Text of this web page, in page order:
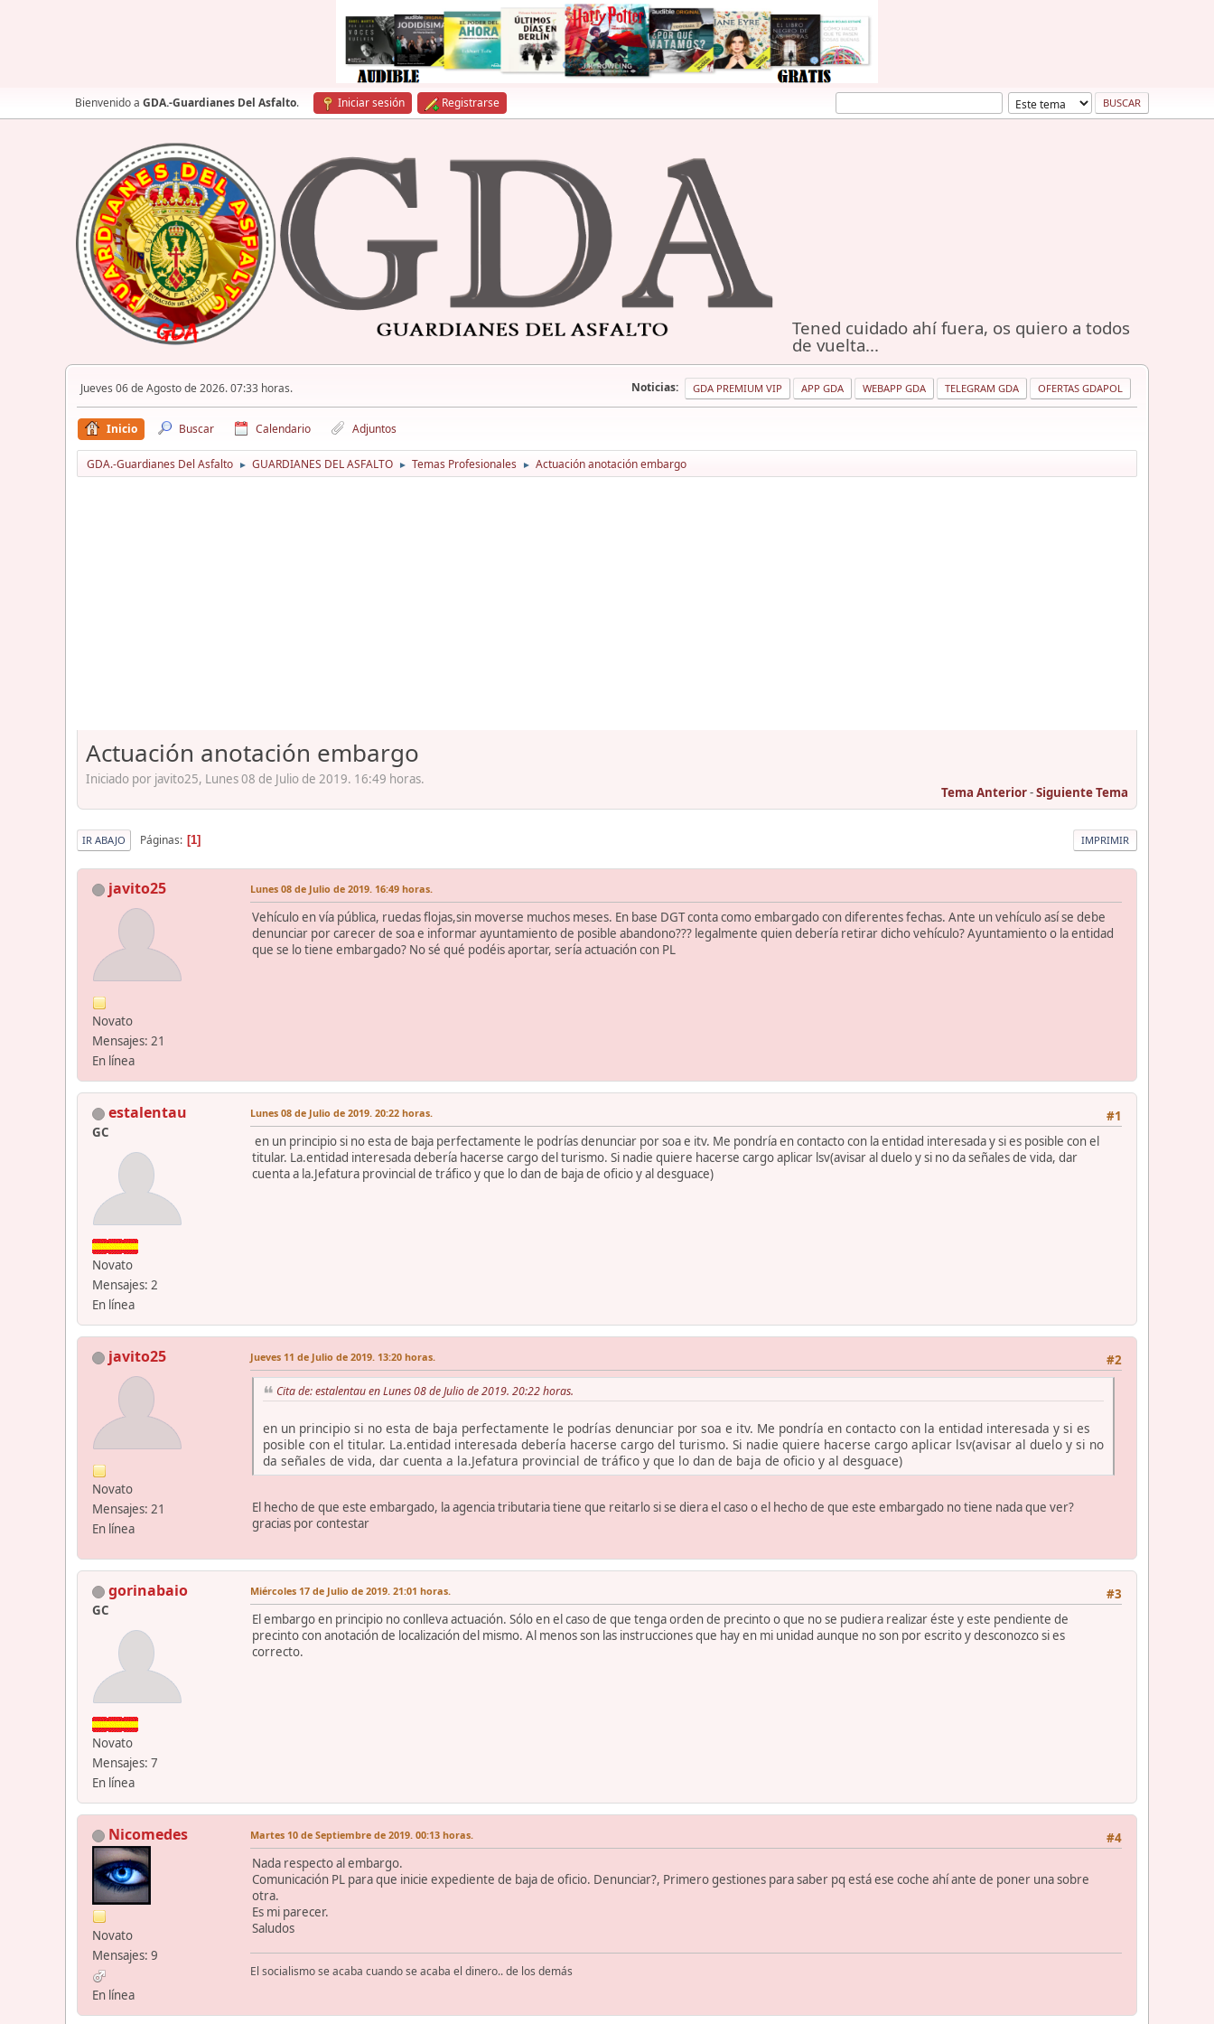
Bienvenido a GDA.-Guardianes Del Asfalto. Iniciar sesión Registrarse
Tened cuidado ahí fuera, os quiero a todos
de vuelta...
Jueves 06 de Agosto de 2026. 07:33 horas. Noticias: GDA PREMIUM VIP APP GDA WEBAPP GDA TELEGRAM GDA OFERTAS GDAPOL
Inicio Buscar Calendario Adjuntos
GDA.-Guardianes Del Asfalto ► GUARDIANES DEL ASFALTO ► Temas Profesionales ► Actuación anotación embargo
Actuación anotación embargo
Iniciado por javito25, Lunes 08 de Julio de 2019. 16:49 horas.
Tema Anterior-Siguiente Tema
IMPRIMIR
IR ABAJO Páginas 1
javito25
Novato
Mensajes: 21
En línea
Lunes 08 de Julio de 2019. 16:49 horas.
Vehículo en vía pública, ruedas flojas,sin moverse muchos meses. En base DGT conta como embargado con diferentes fechas. Ante un vehículo así se debe
denunciar por carecer de soa e informar ayuntamiento de posible abandono??? legalmente quien debería retirar dicho vehículo? Ayuntamiento o la entidad
que se lo tiene embargado? No sé qué podéis aportar, sería actuación con PL
estalentau
GC
Novato
Mensajes: 2
En línea
#1
Lunes 08 de Julio de 2019. 20:22 horas.
en un principio si no esta de baja perfectamente le podrías denunciar por soa e itv. Me pondría en contacto con la entidad interesada y si es posible con el
titular. La.entidad interesada debería hacerse cargo del turismo. Si nadie quiere hacerse cargo aplicar lsv(avisar al duelo y si no da señales de vida, dar
cuenta a la.Jefatura provincial de tráfico y que lo dan de baja de oficio y al desguace)
javito25
Novato
Mensajes: 21
En línea
#2
Jueves 11 de Julio de 2019. 13:20 horas.
Cita de: estalentau en Lunes 08 de Julio de 2019. 20:22 horas.
en un principio si no esta de baja perfectamente le podrías denunciar por soa e itv. Me pondría en contacto con la entidad interesada y si es
posible con el titular. La.entidad interesada debería hacerse cargo del turismo. Si nadie quiere hacerse cargo aplicar lsv(avisar al duelo y si no
da señales de vida, dar cuenta a la.Jefatura provincial de tráfico y que lo dan de baja de oficio y al desguace)
El hecho de que este embargado, la agencia tributaria tiene que reitarlo si se diera el caso o el hecho de que este embargado no tiene nada que ver?
gracias por contestar
gorinabaio
GC
Novato
Mensajes: 7
En línea
#3
Miércoles 17 de Julio de 2019. 21:01 horas.
El embargo en principio no conlleva actuación. Sólo en el caso de que tenga orden de precinto o que no se pudiera realizar éste y este pendiente de
precinto con anotación de localización del mismo. Al menos son las instrucciones que hay en mi unidad aunque no son por escrito y desconozco si es
correcto.
Nicomedes
Novato
Mensajes: 9
En línea
#4
Martes 10 de Septiembre de 2019. 00:13 horas.
Nada respecto al embargo.
Comunicación PL para que inicie expediente de baja de oficio. Denunciar?, Primero gestiones para saber pq está ese coche ahí ante de poner una sobre
otra.
Es mi parecer.
Saludos
El socialismo se acaba cuando se acaba el dinero.. de los demás